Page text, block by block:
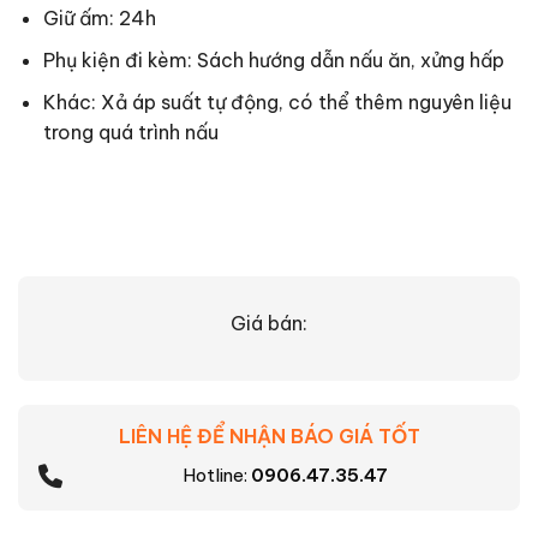
Giữ ấm: 24h
Phụ kiện đi kèm: Sách hướng dẫn nấu ăn, xửng hấp
Khác: Xả áp suất tự động, có thể thêm nguyên liệu
trong quá trình nấu
Giá bán:
LIÊN HỆ ĐỂ NHẬN BÁO GIÁ TỐT
Hotline: 0906.47.35.47